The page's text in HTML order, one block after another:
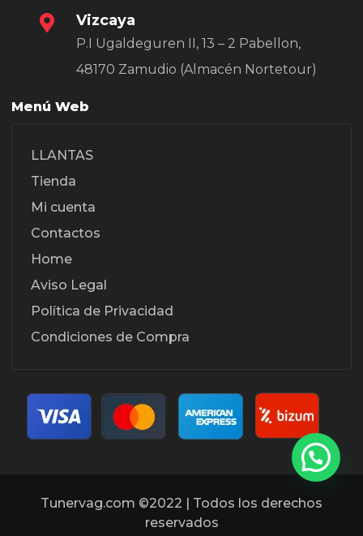
Vizcaya
P.I Ugaldeguren II, 13 – 2 Pabellon,
48170 Zamudio (Almacén Nortetour)
Menú Web
LLANTAS
Tienda
Mi cuenta
Contactos
Home
Aviso Legal
Política de Privacidad
Condiciones de Compra
Tunervag.com ©2022 | Todos los derechos
reservados